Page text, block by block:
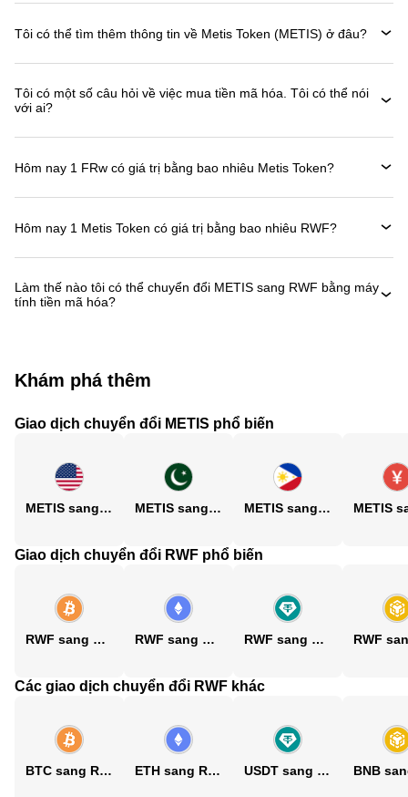
Tôi có thể tìm thêm thông tin về Metis Token (METIS) ở đâu?
Tôi có một số câu hỏi về việc mua tiền mã hóa. Tôi có thể nói
với ai?
Hôm nay 1 FRw có giá trị bằng bao nhiêu Metis Token?
Hôm nay 1 Metis Token có giá trị bằng bao nhiêu RWF?
Làm thế nào tôi có thể chuyển đổi METIS sang RWF bằng máy
tính tiền mã hóa?
Khám phá thêm
Giao dịch chuyển đổi METIS phổ biến
METIS sang USD METIS sang PKR METIS sang PHP
Giao dịch chuyển đổi RWF phổ biến
RWF sang BTC RWF sang ETH RWF sang USDT
Các giao dịch chuyển đổi RWF khác
BTC sang RWF ETH sang RWF USDT sang RWF